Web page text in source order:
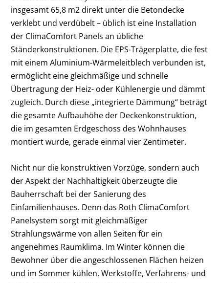
insgesamt 65,8 m2direkt unter die Betondecke
verklebt und verdübelt – üblich ist eine Installation
der ClimaComfort Panels an übliche
Ständerkonstruktionen. Die EPS-Trägerplatte, die fest
mit einem Aluminium-Wärmeleitblech verbunden ist,
ermöglicht eine gleichmäßige und schnelle
Übertragung der Heiz- oder Kühlenergie und dämmt
zugleich. Durch diese „integrierte Dämmung“ beträgt
die gesamte Aufbauhöhe der Deckenkonstruktion,
die im gesamten Erdgeschoss des Wohnhauses
montiert wurde, gerade einmal vier Zentimeter.
Nicht nur die konstruktiven Vorzüge, sondern auch
der Aspekt der Nachhaltigkeit überzeugte die
Bauherrschaft bei der Sanierung des
Einfamilienhauses. Denn das Roth ClimaComfort
Panelsystem sorgt mit gleichmäßiger
Strahlungswärme von allen Seiten für ein
angenehmes Raumklima. Im Winter können die
Bewohner über die angeschlossenen Flächen heizen
und im Sommer kühlen. Werkstoffe, Verfahrens- und